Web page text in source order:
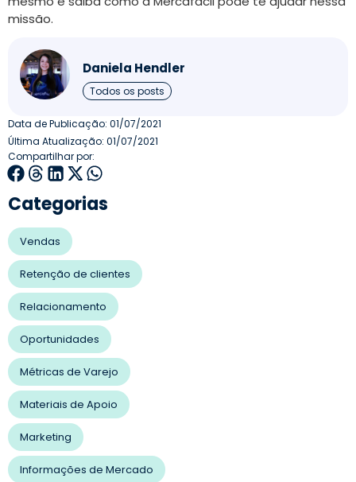
missão.
Daniela Hendler
Todos os posts
Data de Publicação: 01/07/2021
Última Atualização: 01/07/2021
Compartilhar por:
Categorias
Vendas
Retenção de clientes
Relacionamento
Oportunidades
Métricas de Varejo
Materiais de Apoio
Marketing
Informações de Mercado